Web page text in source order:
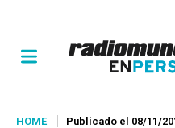
HOME Publicado el 08/11/